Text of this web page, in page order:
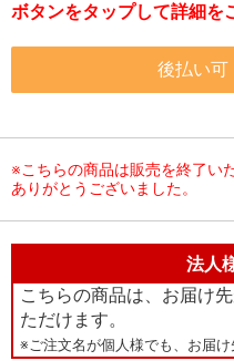
ボタンをタップして詳細を
後払い
※こちらの商品は販売を終了い
ありがとうございました。
法人
こちらの商品は、お届け
ただけます。
※ご注文名が個人様でも、お届け